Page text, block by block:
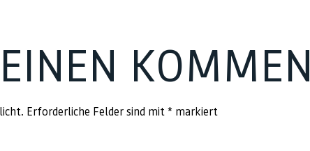
Erforderliche Felder sind mit * markiert